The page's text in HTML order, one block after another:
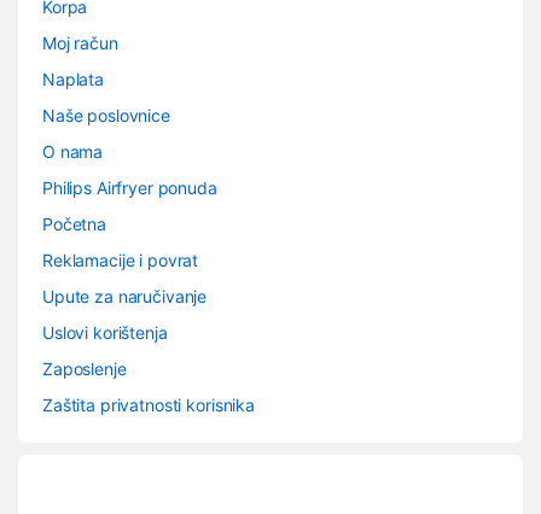
Korpa
Moj račun
Naplata
Naše poslovnice
O nama
Philips Airfryer ponuda
Početna
Reklamacije i povrat
Upute za naručivanje
Uslovi korištenja
Zaposlenje
Zaštita privatnosti korisnika